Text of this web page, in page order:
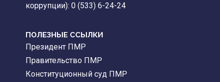
коррупции): 0 (533) 6-24-24
ПОЛЕЗНЫЕ ССЫЛКИ
Президент ПМР
Правительство ПМР
Конституционный суд ПМР